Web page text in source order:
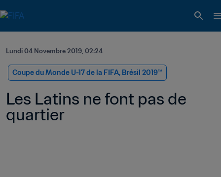
Lundi 04 Novembre 2019, 02:24
Coupe du Monde U-17 de la FIFA, Brésil 2019™
Les Latins ne font pas de
quartier